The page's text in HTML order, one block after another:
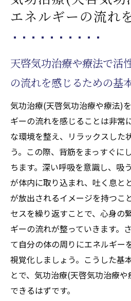
気功治療(天啓気功治
療や療法)の瞑想法
天啓気功治療や療法で
効果的な気功治療(天啓気
方で心身をリフレッシュ
気功治療(天啓気功治
フレッシュの基本原則
ストレス軽減のため
療や療法)エクササイ
リフレッシュ効果を
功治療や療法)の動き
日常生活に取り入れ
気功治療や療法)セッ
エネルギーを高める
功治療や療法)の姿勢と
エネルギーの流れ
天啓気功治療や療法で活
の流れを感じるための基
気功治療(天啓気功治療や療法)
ギーの流れを感じることは非常
な環境を整え、リラックスした
う。この際、背筋をまっすぐに
ちます。深い呼吸を意識し、吸
が体内に取り込まれ、吐く息と
が放出されるイメージを持つこ
セスを繰り返すことで、心身の
ギーの流れが整っていきます。
て自分の体の周りにエネルギー
視覚化しましょう。こうした基
とで、気功治療(天啓気功治療
できるはずです。